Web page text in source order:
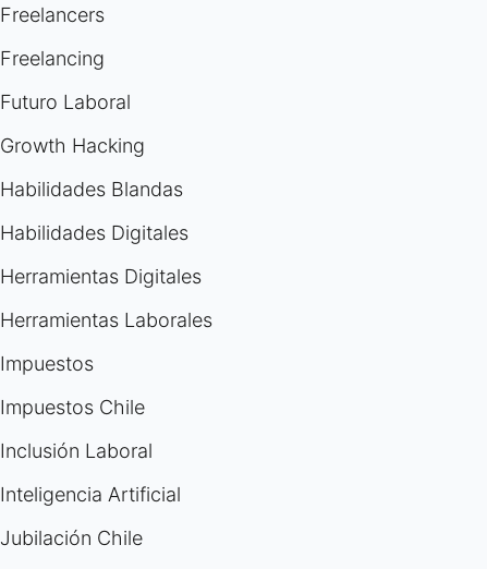
Freelancers
Freelancing
Futuro Laboral
Growth Hacking
Habilidades Blandas
Habilidades Digitales
Herramientas Digitales
Herramientas Laborales
Impuestos
Impuestos Chile
Inclusión Laboral
Inteligencia Artificial
Jubilación Chile